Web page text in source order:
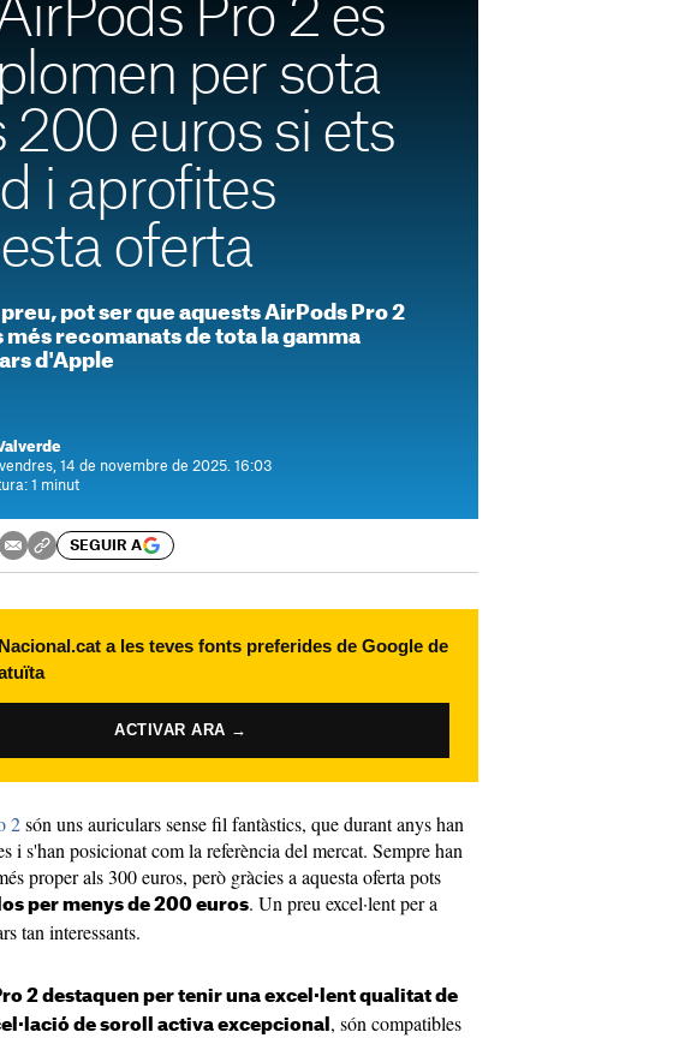
Pro 2 es
per sota
200 euros si ets
i aprofites
oferta
pot ser que aquests AirPods Pro 2
més recomanats de tota la gamma
d'Apple
14 de novembre de 2025. 16:03
1 minut
SEGUIR A
a les teves fonts preferides de Google de
ACTIVAR ARA →
2són uns auriculars sense fil fantàstics, que durant anys han
i s'han posicionat com la referència del mercat. Sempre han
proper als 300 euros, però gràcies a aquesta oferta pots
per menys de 200 euros. Un preu excel·lent per a
tan interessants.
2 destaquen per tenir una excel·lent qualitat de
de soroll activa excepcional , són compatibles